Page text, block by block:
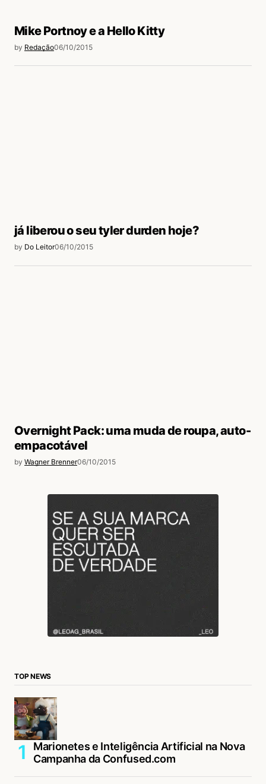
Mike Portnoy e a Hello Kitty
by Redação06/10/2015
já liberou o seu tyler durden hoje?
by Do Leitor06/10/2015
Overnight Pack: uma muda de roupa, auto-
empacotável
by Wagner Brenner06/10/2015
TOP NEWS
Marionetes e Inteligência Artificial na Nova
Campanha da Confused.com